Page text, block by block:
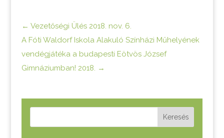
← Vezetőségi Ülés 2018. nov. 6.
A Fóti Waldorf Iskola Alakuló Színházi Műhelyének
vendégjátéka a budapesti Eötvös József
Gimnáziumban! 2018. →
Keresés